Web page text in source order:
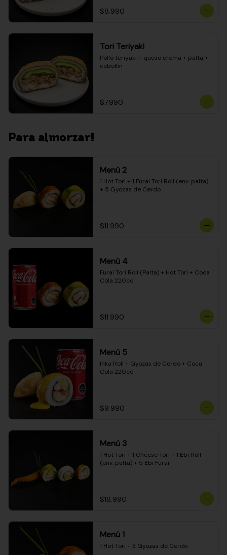
$8.990
Tori Teriyaki
Pollo teriyaki + queso crema + palta +
cebollín
$7.990
Para almorzar!
Menú 2
1 Hot Tori + 1 Furai Tori Roll (env. palta)
+ 5 Gyozas de Cerdo
$11.990
Menú 4
Furai Tori Roll (Palta) + Hot Tori + Coca
Cola 220cc
$11.990
Menú 5
Inka Roll + Gyozas de Cerdo + Coca
Cola 220cc
$9.990
Menú 3
1 Hot Tori + 1 Cheese Tori + 1 Ebi Roll
(env. palta) + 5 Ebi Furai
$18.990
Menú 1
1 Hot Tori + 3 Gyozas de Cerdo